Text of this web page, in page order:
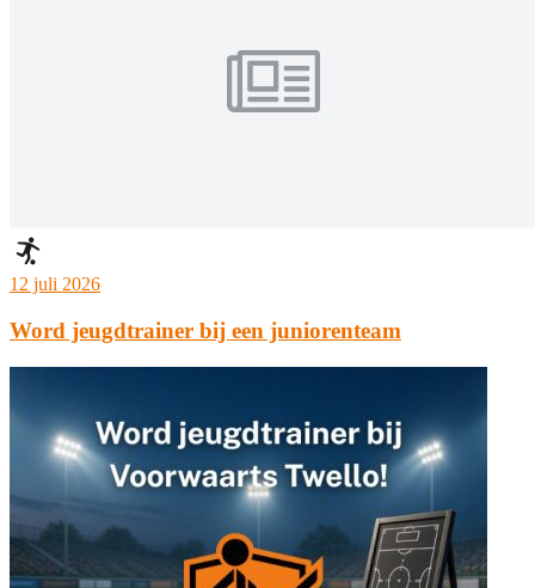
12 juli 2026
Word jeugdtrainer bij een juniorenteam